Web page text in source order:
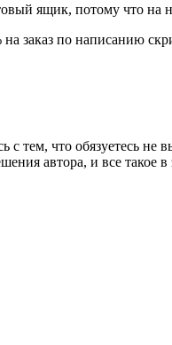
ящик, потому что на
заказ по написанию
тем, что обязуетесь
автора, и все такое в